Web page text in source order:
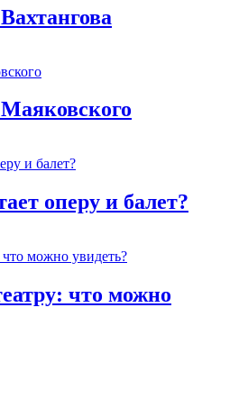
оперу и балет?
что можно